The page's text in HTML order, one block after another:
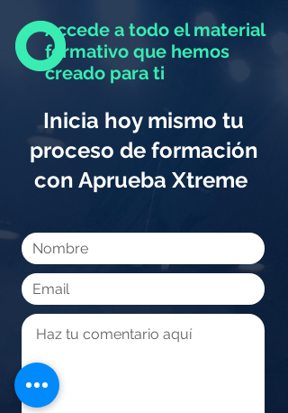
Accede a todo el material
formativo que hemos
creado para ti
Inicia hoy mismo tu
proceso de formación
con Aprueba Xtreme